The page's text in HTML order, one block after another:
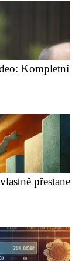
Kompletní
přestane